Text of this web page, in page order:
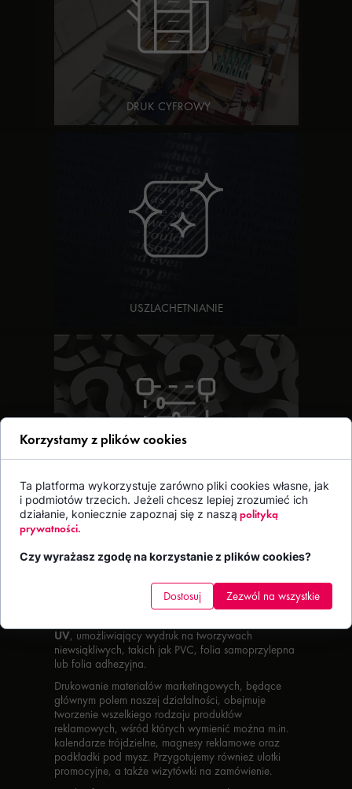
PRODUKTY
NIESTANDARDOWE
USZLACHETNIANIE
DRUK CYFROWY
Priorytetem dla naszej drukarni jest kompleksowa
obsługa klientów. Cały czas rozwijamy naszą ofertę,
dodając do niej kolejne produkty wykonane przy
pomocy różnorodnych metod druku. Znajdziesz w
UV, umożliwiający wydruk na tworzywach
niewsiąkliwych, takich jak PVC, folia samoprzylepna
lub folia adhezyjna.
Drukowanie materiałów marketingowych, będące
głównym polem naszej działalności, obejmuje
tworzenie wszelkiego rodzaju produktów
reklamowych, wśród których wymienić można m.in.
kalendarze trójdzielne, magnesy reklamowe oraz
podkładki pod mysz. Przygotujemy również ulotki
promocyjne, a także wizytówki na zamówienie.
Korzystamy z plików cookies
Ta platforma wykorzystuje zarówno pliki cookies własne, jak
i podmiotów trzecich. Jeżeli chcesz lepiej zrozumieć ich
działanie, koniecznie zapoznaj się z naszą polityką
prywatności.
Czy wyrażasz zgodę na korzystanie z plików cookies?
Dostosuj Zezwól na wszystkie